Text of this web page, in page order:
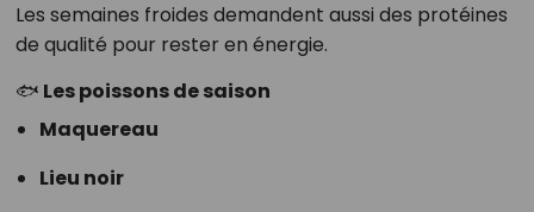
Les semaines froides demandent aussi des protéines
de qualité pour rester en énergie.
🐟 Les poissons de saison
Maquereau
Lieu noir